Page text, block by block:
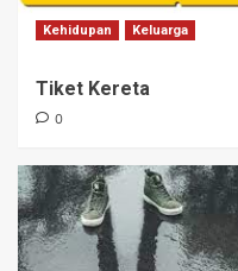
Kehidupan Keluarga
Tiket Kereta
0